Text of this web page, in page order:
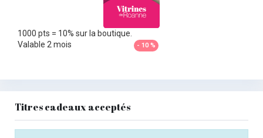
1000 pts = 10% sur la boutique.
Valable 2 mois
- 10 %
Titres cadeaux acceptés